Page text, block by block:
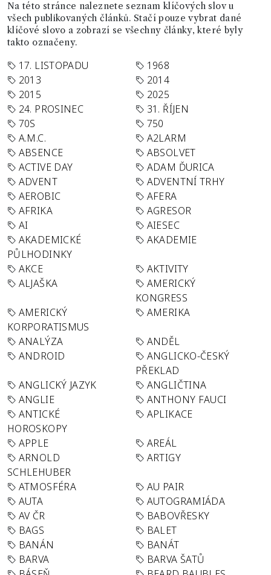
Na této stránce naleznete seznam klíčových slov u
všech publikovaných článků. Stačí pouze vybrat dané
klíčové slovo a zobrazí se všechny články, které byly
takto označeny.
17. LISTOPADU
1968
2013
2014
2015
2025
24. PROSINEC
31. ŘÍJEN
70S
750
A.M.C.
A2LARM
ABSENCE
ABSOLVET
ACTIVE DAY
ADAM ĎURICA
ADVENT
ADVENTNÍ TRHY
AEROBIC
AFERA
AFRIKA
AGRESOR
AI
AIESEC
AKADEMICKÉ
PŮLHODINKY
AKADEMIE
AKCE
AKTIVITY
ALJAŠKA
AMERICKÝ
KONGRESS
AMERICKÝ
KORPORATISMUS
AMERIKA
ANALÝZA
ANDĚL
ANDROID
ANGLICKO-ČESKÝ
PŘEKLAD
ANGLICKÝ JAZYK
ANGLIČTINA
ANGLIE
ANTHONY FAUCI
ANTICKÉ
HOROSKOPY
APLIKACE
APPLE
AREÁL
ARNOLD
SCHLEHUBER
ARTIGY
ATMOSFÉRA
AU PAIR
AUTA
AUTOGRAMIÁDA
AV ČR
BABOVŘESKY
BAGS
BALET
BANÁN
BANÁT
BARVA
BARVA ŠATŮ